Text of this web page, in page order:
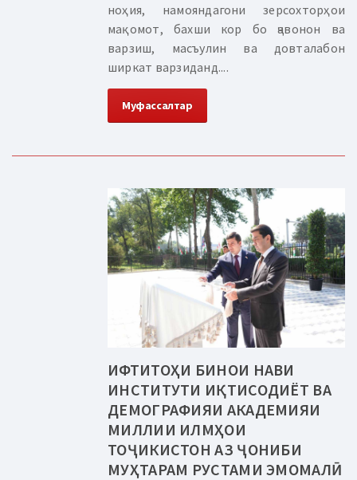
ноҳия, намояндагони зерсохторҳои
мақомот, бахши кор бо ҷавонон ва
варзиш, масъулин ва довталабон
ширкат варзиданд....
Муфассалтар
ИФТИТОҲИ БИНОИ НАВИ
ИНСТИТУТИ ИҚТИСОДИЁТ ВА
ДЕМОГРАФИЯИ АКАДЕМИЯИ
МИЛЛИИ ИЛМҲОИ
ТОҶИКИСТОН АЗ ҶОНИБИ
МУҲТАРАМ РУСТАМИ ЭМОМАЛӢ